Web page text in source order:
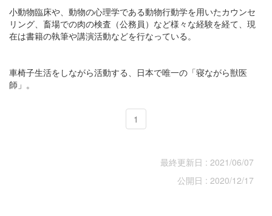
小動物臨床や、動物の心理学である動物行動学を用いたカウンセ
リング、畜場での肉の検査（公務員）など様々な経験を経て、現
在は書籍の執筆や講演活動などを行なっている。
車椅子生活をしながら活動する、日本で唯一の「寝ながら獣医
師」。
1
最終更新日 : 2021/06/07
公開日 : 2020/12/17